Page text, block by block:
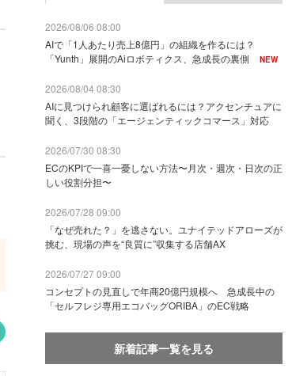
2026/08/06 08:00
AIで「1人あたり売上8億円」の組織を作るには？
「Yunth」展開のAiロボティクス、急成長の裏側
NEW
2026/08/04 08:30
AIに見つけられ顧客に選ばれるには？アクセンチュアに
聞く、3段階の「エージェンティックコマース」対応
2026/07/30 08:30
ECのKPIで一喜一憂しない方法〜月次・週次・日次の正
しい役割分担〜
2026/07/28 09:00
「なぜ売れた？」を逃さない。ユナイテッドアローズが
挑む、現場の声を“良質に”収集する店舗AX
2026/07/27 09:00
コンセプトの見直しで年商20億円規模へ 急成長中の
「セルフレジ専用エコバッグORIBA」のEC戦略
新着記事一覧を見る